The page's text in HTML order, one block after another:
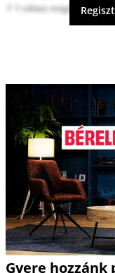
1 válasz megtekintése
Gyere